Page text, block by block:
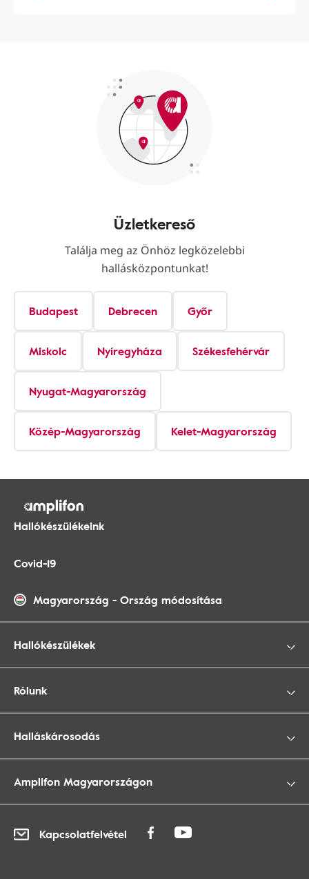
Üzletkereső
Találja meg az Önhöz legközelebbi
hallásközpontunkat!
Budapest Debrecen Győr
Miskolc Nyíregyháza Székesfehérvár
Nyugat-Magyarország
Közép-Magyarország Kelet-Magyarország
Hallókészülékeink
Covid-19
Magyarország - Ország módosítása
Hallókészülékek
Rólunk
Halláskárosodás
Amplifon Magyarországon
Kapcsolatfelvétel